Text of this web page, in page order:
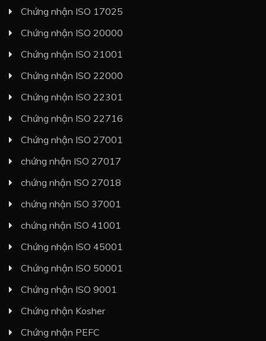
Chứng nhận ISO 17025
Chứng nhận ISO 20000
Chứng nhận ISO 21001
Chứng nhận ISO 22000
Chứng nhận ISO 22301
Chứng nhận ISO 22716
Chứng nhận ISO 27001
chứng nhận ISO 27017
chứng nhận ISO 27018
chứng nhận ISO 37001
chứng nhận ISO 41001
Chứng nhận ISO 45001
Chứng nhận ISO 50001
Chứng nhận ISO 9001
Chứng nhận Kosher
Chứng nhận PEFC